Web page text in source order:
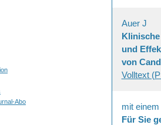
Abo
Auer J
und
von
Volltext
mit
Für Sie